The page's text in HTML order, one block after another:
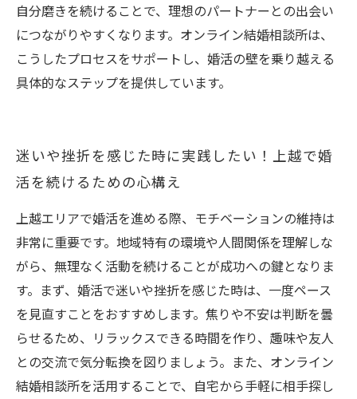
自分磨きを続けることで、理想のパートナーとの出会い
につながりやすくなります。オンライン結婚相談所は、
こうしたプロセスをサポートし、婚活の壁を乗り越える
具体的なステップを提供しています。
迷いや挫折を感じた時に実践したい！上越で婚
活を続けるための心構え
上越エリアで婚活を進める際、モチベーションの維持は
非常に重要です。地域特有の環境や人間関係を理解しな
がら、無理なく活動を続けることが成功への鍵となりま
す。まず、婚活で迷いや挫折を感じた時は、一度ペース
を見直すことをおすすめします。焦りや不安は判断を曇
らせるため、リラックスできる時間を作り、趣味や友人
との交流で気分転換を図りましょう。また、オンライン
結婚相談所を活用することで、自宅から手軽に相手探し